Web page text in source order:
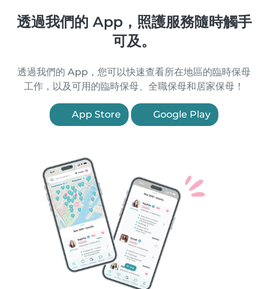
透過我們的 App，照護服務隨時觸手
可及。
透過我們的 App，您可以快速查看所在地區的臨時保母
工作，以及可用的臨時保母、全職保母和居家保母！
App Store Google Play